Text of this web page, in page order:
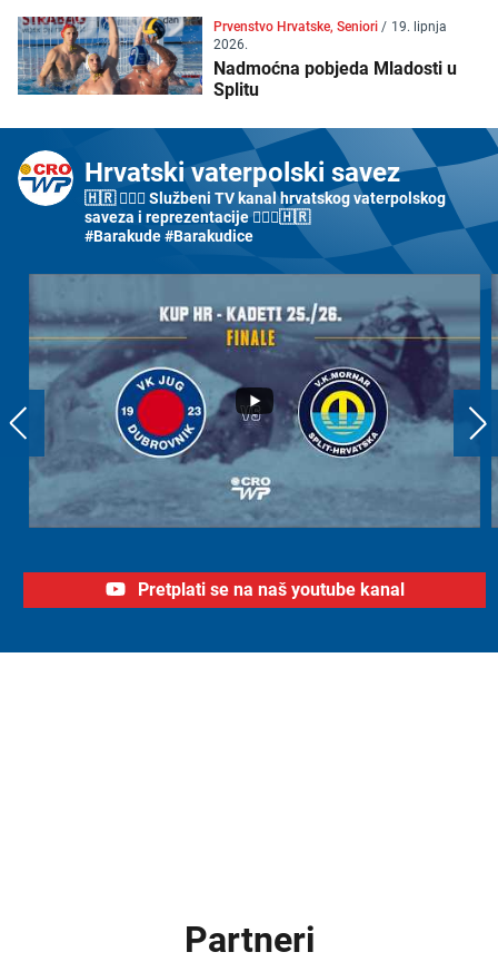
Prvenstvo Hrvatske, Seniori / 19. lipnja
2026.
Nadmoćna pobjeda Mladosti u
Splitu
Hrvatski vaterpolski savez
🇭🇷 🤽🏼‍♂️ Službeni TV kanal hrvatskog vaterpolskog
saveza i reprezentacije 🤽🏼‍♀️🇭🇷
#Barakude #Barakudice
Pretplati se na naš youtube kanal
Partneri